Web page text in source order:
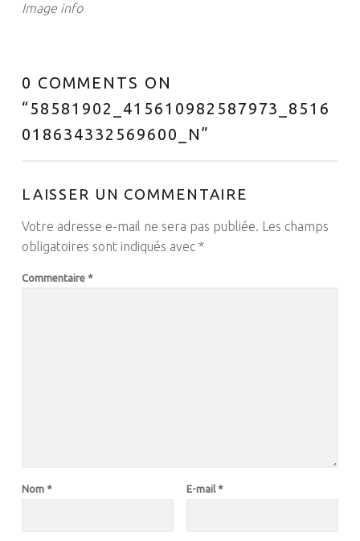
Image info
0 COMMENTS ON
“58581902_415610982587973_8516
018634332569600_N”
LAISSER UN COMMENTAIRE
Votre adresse e-mail ne sera pas publiée. Les champs
obligatoires sont indiqués avec *
Commentaire *
Nom * E-mail *